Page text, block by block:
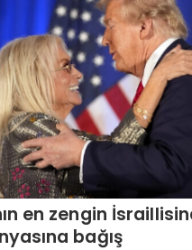
en zengin
bağış